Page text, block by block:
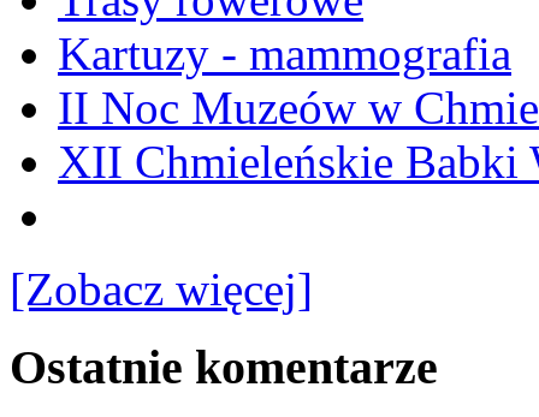
Kartuzy - mammografia
II Noc Muzeów w
XII Chmieleńskie Babki
[Zobacz więcej]
Ostatnie komentarze